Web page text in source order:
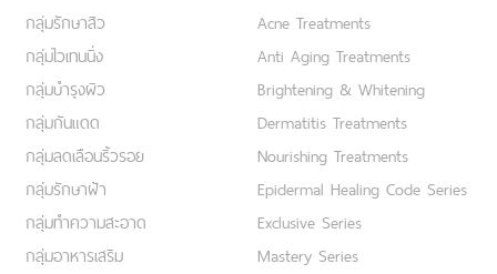
กลุ่มรักษาสิว
กลุ่มไวเทนนิ่ง
กลุ่มบำรุงผิว
กลุ่มกันแดด
กลุ่มลดเลือนริ้วรอย
กลุ่มรักษาฝ้า
กลุ่มทำความสะอาด
กลุ่มอาหารเสริม
Acne Treatments
Anti Aging Treatments
Brightening & Whitening
Dermatitis Treatments
Nourishing Treatments
Epidermal Healing Code Series
Exclusive Series
Mastery Series